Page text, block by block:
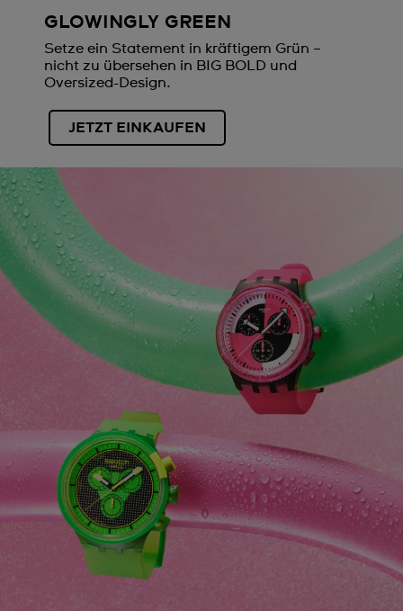
GLOWINGLY GREEN
Setze ein Statement in kräftigem Grün –
nicht zu übersehen in BIG BOLD und
Oversized-Design.
JETZT EINKAUFEN